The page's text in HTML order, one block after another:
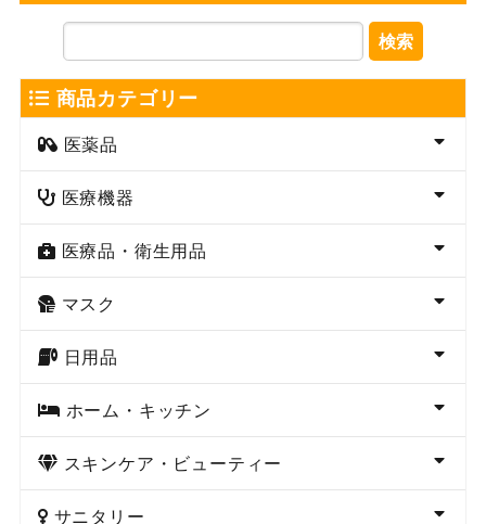
検索
商品カテゴリー
医薬品
医療機器
医療品・衛生用品
マスク
日用品
ホーム・キッチン
スキンケア・ビューティー
サニタリー